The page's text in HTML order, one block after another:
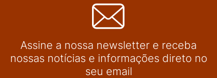
Assine a nossa newsletter e receba
nossas notícias e informações direto no
seu email